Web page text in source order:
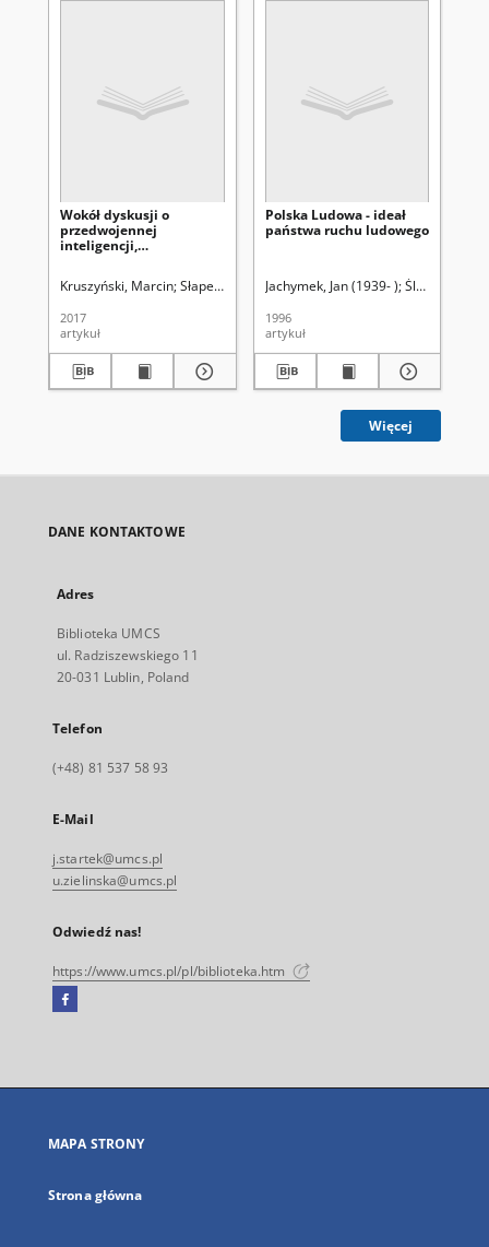
Wokół dyskusji o
przedwojennej
inteligencji,
uniwersytetach (1945–
Kruszyński, Marcin Słapek Dariusz (1961- ). Red. Uniwersytet Marii
2017
artykuł
Polska Ludowa - ideał
państwa ruchu ludowego
Jachymek, Jan (1939- ) Śladkowski,
1996
artykuł
Więcej
DANE KONTAKTOWE
Adres
Biblioteka UMCS
ul. Radziszewskiego 11
20-031 Lublin, Poland
Telefon
(+48) 81 537 58 93
E-Mail
j.startek@umcs.pl
u.zielinska@umcs.pl
Odwiedź nas!
https://www.umcs.pl/pl/biblioteka.htm
Facebook
się
karcie
MAPA STRONY
Strona główna